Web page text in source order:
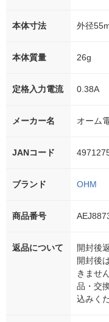
本体寸法 外径
本体質量 26g
定格入力電流 0.38A
メーカー名 オーム
JANコード
ブランド OHM
商品番号
返品について
開封後
開封後
きませ
品・交
込みく